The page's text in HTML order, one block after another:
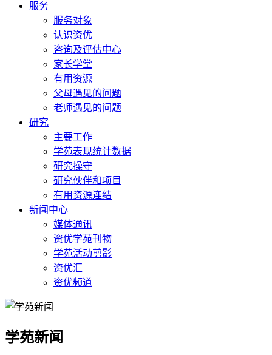
服务
服务对象
认识资优
咨询及评估中心
家长学堂
有用资源
父母遇见的问题
老师遇见的问题
研究
主要工作
学苑表现统计数据
研究操守
研究伙伴和项目
有用资源连结
新闻中心
媒体通讯
资优学苑刊物
学苑活动剪影
资优汇
资优频道
学苑新闻